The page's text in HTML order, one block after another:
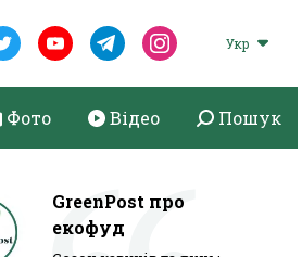
Укр
Фото Відео Пошук
GreenPost про
екофуд